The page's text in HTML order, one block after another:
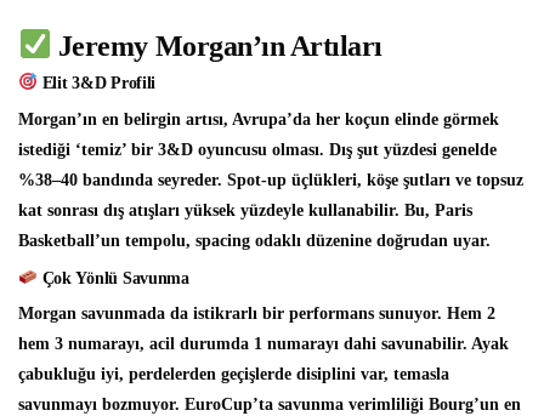
Jeremy Morgan’ın Artıları
Elit 3&D Profili
Morgan’ın en belirgin artısı, Avrupa’da her koçun elinde görmek
istediği ‘temiz’ bir 3&D oyuncusu olması. Dış şut yüzdesi genelde
%38–40 bandında seyreder. Spot-up üçlükleri, köşe şutları ve topsuz
kat sonrası dış atışları yüksek yüzdeyle kullanabilir. Bu, Paris
Basketball’un tempolu, spacing odaklı düzenine doğrudan uyar.
Çok Yönlü Savunma
Morgan savunmada da istikrarlı bir performans sunuyor. Hem 2
hem 3 numarayı, acil durumda 1 numarayı dahi savunabilir. Ayak
çabukluğu iyi, perdelerden geçişlerde disiplini var, temasla
savunmayı bozmuyor. EuroCup’ta savunma verimliliği Bourg’un en